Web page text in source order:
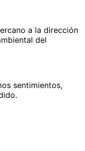
a la dirección
del
sentimientos,